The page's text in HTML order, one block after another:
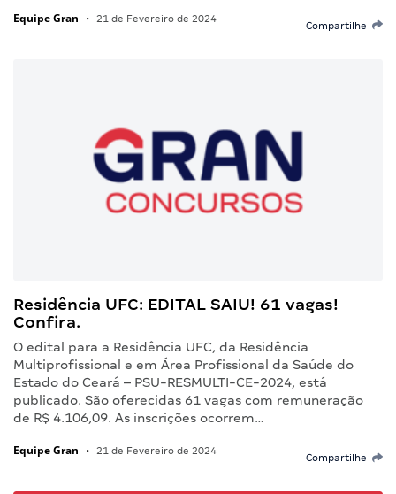
Equipe Gran • 21 de Fevereiro de 2024
Compartilhe
Residência UFC: EDITAL SAIU! 61 vagas!
Confira.
O edital para a Residência UFC, da Residência
Multiprofissional e em Área Profissional da Saúde do
Estado do Ceará – PSU-RESMULTI-CE-2024, está
publicado. São oferecidas 61 vagas com remuneração
de R$ 4.106,09. As inscrições ocorrem…
Equipe Gran • 21 de Fevereiro de 2024
Compartilhe